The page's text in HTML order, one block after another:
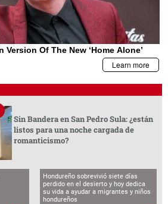
Sin Bandera en San Pedro Sula: ¿están
listos para una noche cargada de
romanticismo?
Hondureño sobrevivió siete días
perdido en el desierto y hoy dedica
su vida a ayudar a migrantes y niños
hondureños